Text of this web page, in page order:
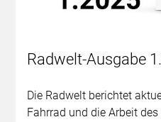
Radwelt-Ausgabe
Die Radwelt berichtet
Fahrrad und die Arbeit